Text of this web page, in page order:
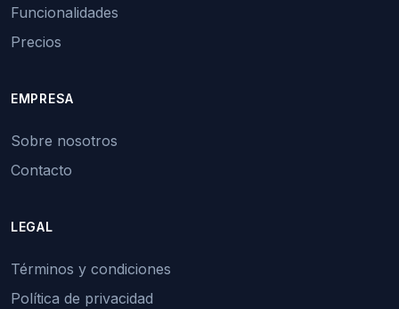
Funcionalidades
Precios
EMPRESA
Sobre nosotros
Contacto
LEGAL
Términos y condiciones
Política de privacidad